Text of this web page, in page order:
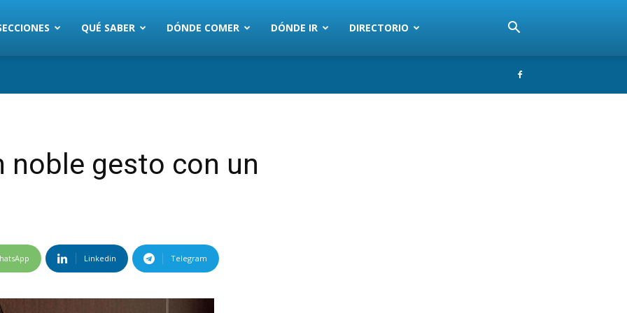
QUÉ SABER DÓNDE COMER DÓNDE IR DIRECTORIO
noble gesto con un
Linkedin Telegram